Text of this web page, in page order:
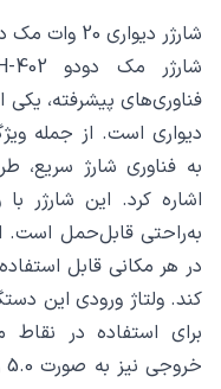
شارژر دیواری 20 وات مک دو دو Mcdodo CH402
فناوری‌های پیشرفته، یکی
دیواری است. از جمله
به‌راحتی قابل‌حمل است.
در هر مکانی قابل
برای استفاده در